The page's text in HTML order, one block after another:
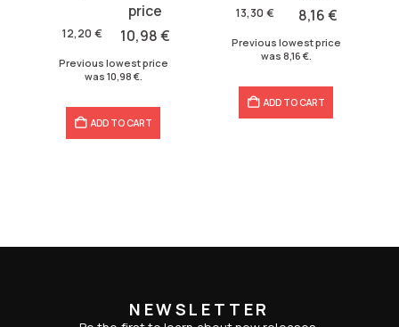
12,20 €
was:
10,98€
is:
Previous lowest price
was 10,98 €.
ADD TO CART
13,30 €
was:
8,16€
is:
Previous lowest price
was 8,16 €.
ADD TO CART
NEWSLETTER